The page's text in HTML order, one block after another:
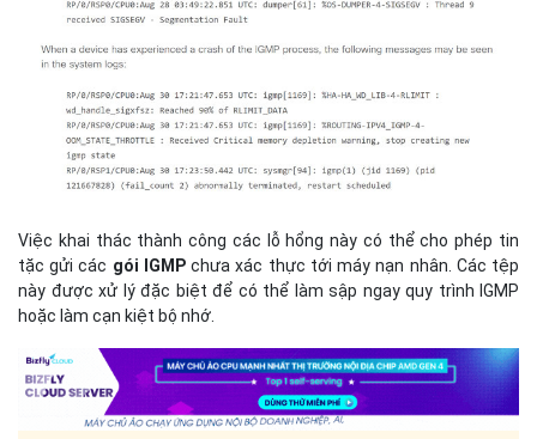
Việc khai thác thành công các lỗ hổng này có thể cho phép tin
tặc gửi các gói IGMPchưa xác thực tới máy nạn nhân. Các tệp
này được xử lý đặc biệt để có thể làm sập ngay quy trình IGMP
hoặc làm cạn kiệt bộ nhớ.